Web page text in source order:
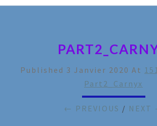
Published 3 Janvier 2020 At
Part2_Carnyx
← PREVIOUS / NEXT